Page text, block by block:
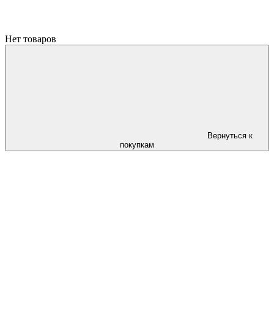
Нет товаров
Вернуться к
покупкам